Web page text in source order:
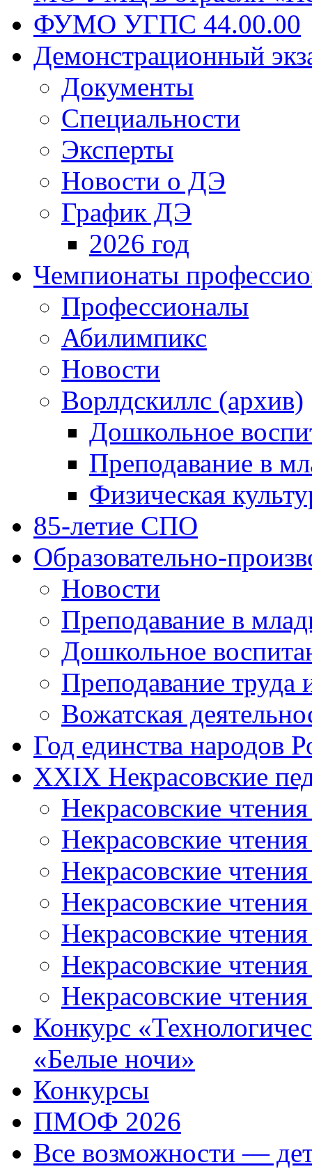
ФУМО УГПС 44.00.00
Демонстрационный
Документы
Специальности
Эксперты
Новости о ДЭ
График ДЭ
2026 год
Чемпионаты
Профессионалы
Абилимпикс
Новости
Ворлдскиллс (архив)
Дошкольное
Преподавание в
Физическая
85-летие СПО
Образовательно-
Новости
Преподавание в
Дошкольное
Преподавание труда
Вожатская
Год единства народов
XXIX Некрасовские
Некрасовские
Некрасовские
Некрасовские
Некрасовские
Некрасовские
Некрасовские
Некрасовские
Конкурс
«Белые ночи»
Конкурсы
ПМОФ 2026
Все возможности —